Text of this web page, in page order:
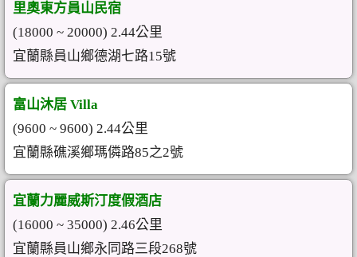
里奧東方員山民宿
(18000 ~ 20000) 2.44公里
宜蘭縣員山鄉德湖七路15號
富山沐居 Villa
(9600 ~ 9600) 2.44公里
宜蘭縣礁溪鄉瑪僯路85之2號
宜蘭力麗威斯汀度假酒店
(16000 ~ 35000) 2.46公里
宜蘭縣員山鄉永同路三段268號